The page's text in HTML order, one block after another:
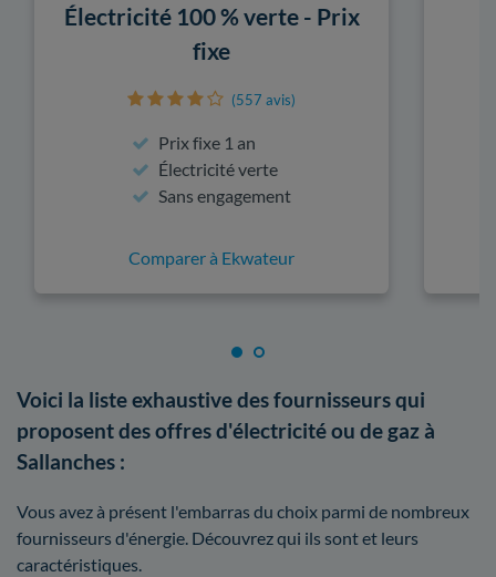
Électricité 100 % verte - Prix
fixe
(557 avis)
Prix fixe 1 an
Électricité verte
Sans engagement
Comparer à Ekwateur
Voici la liste exhaustive des fournisseurs qui
proposent des offres d'électricité ou de gaz à
Sallanches :
Vous avez à présent l'embarras du choix parmi de nombreux
fournisseurs d'énergie. Découvrez qui ils sont et leurs
caractéristiques.